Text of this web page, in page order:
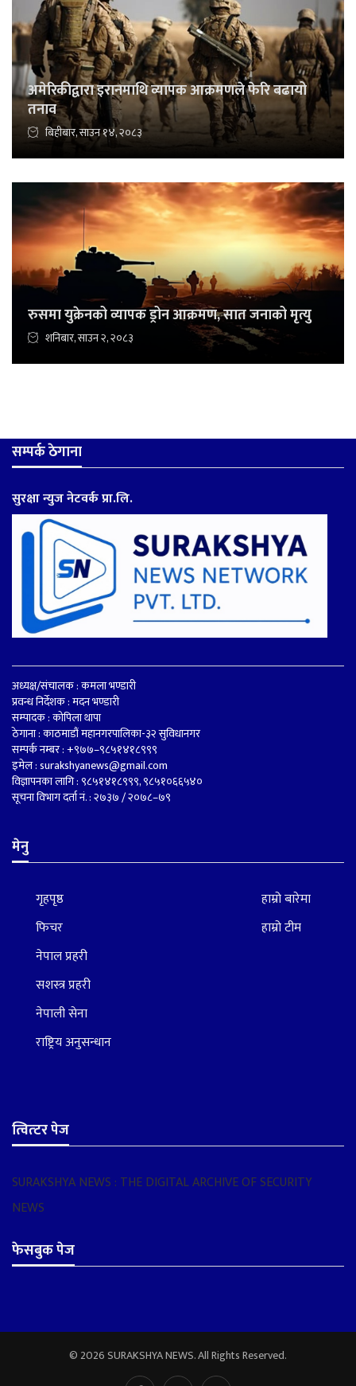
अमेरिकीद्वारा इरानमाथि व्यापक आक्रमणले फेरि बढायो
तनाव
बिहीबार, साउन १४, २०८३
रुसमा युक्रेनको व्यापक ड्रोन आक्रमण, सात जनाको मृत्यु
शनिबार, साउन २, २०८३
सम्पर्क ठेगाना
सुरक्षा न्युज नेटवर्क प्रा.लि.
अध्यक्ष/संचालक : कमला भण्डारी
प्रवन्ध निर्देशक : मदन भण्डारी
सम्पादक : कोपिला थापा
ठेगाना : काठमाडौं महानगरपालिका-३२ सुविधानगर
सम्पर्क नम्बर : +९७७–९८५१४१८९९९
इमेल :surakshyanews@gmail.com
विज्ञापनका लागि : ९८५१४१८९९९, ९८५१०६६५४०
सूचना विभाग दर्ता नं. : २७३७ / २०७८–७९
मेनु
गृहपृष्ठ
फिचर
नेपाल प्रहरी
सशस्त्र प्रहरी
नेपाली सेना
राष्ट्रिय अनुसन्धान
हाम्रो बारेमा
हाम्रो टीम
त्वित्टर पेज
SURAKSHYA NEWS : THE DIGITAL ARCHIVE OF SECURITY
NEWS
फेसबुक पेज
© 2026 SURAKSHYA NEWS. All Rights Reserved.